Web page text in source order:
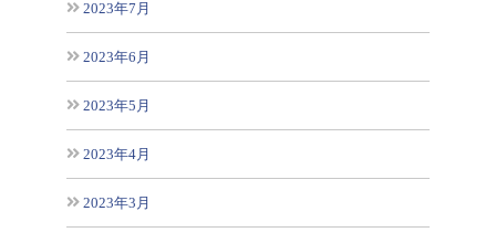
2023年7月
2023年6月
2023年5月
2023年4月
2023年3月